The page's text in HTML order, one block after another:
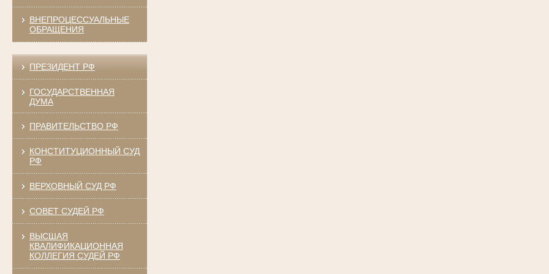
ВНЕПРОЦЕССУАЛЬНЫЕ
ОБРАЩЕНИЯ
ПРЕЗИДЕНТ РФ
ГОСУДАРСТВЕННАЯ
ДУМА
ПРАВИТЕЛЬСТВО РФ
КОНСТИТУЦИОННЫЙ СУД
РФ
ВЕРХОВНЫЙ СУД РФ
СОВЕТ СУДЕЙ РФ
ВЫСШАЯ
КВАЛИФИКАЦИОННАЯ
КОЛЛЕГИЯ СУДЕЙ РФ